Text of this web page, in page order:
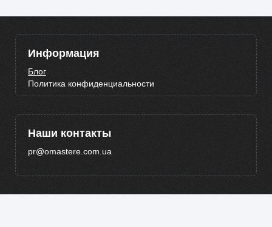
Информация
Блог
Политика конфиденциальности
Наши контакты
pr@omastere.com.ua